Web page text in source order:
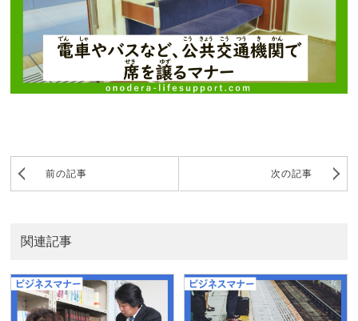
前の記事 次の記事
関連記事